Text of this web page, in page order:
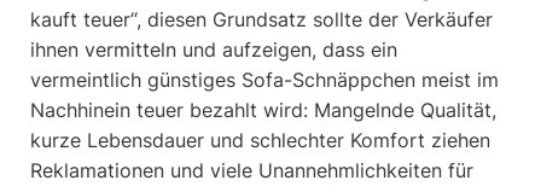
kauft teuer“, diesen Grundsatz sollte der Verkäufer
ihnen vermitteln und aufzeigen, dass ein
vermeintlich günstiges Sofa-Schnäppchen meist im
Nachhinein teuer bezahlt wird: Mangelnde Qualität,
kurze Lebensdauer und schlechter Komfort ziehen
Reklamationen und viele Unannehmlichkeiten für